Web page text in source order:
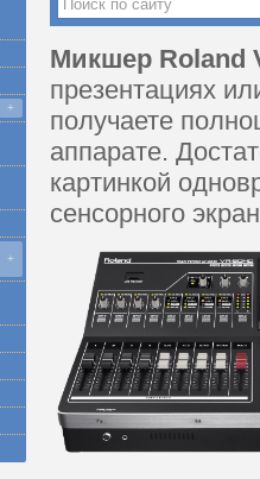
+
+
Микшер Roland
презентациях
получаете
аппарате.
картинкой
сенсорного